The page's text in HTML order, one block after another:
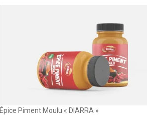
Épice Piment Moulu « DIARRA »